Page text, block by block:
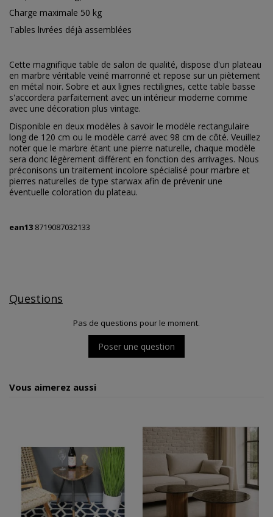
Charge maximale 50 kg
Tables livrées déjà assemblées
Cette magnifique table de salon de qualité, dispose d'un plateau
en marbre véritable veiné marronné et repose sur un piètement
en métal noir. Sobre et aux lignes rectilignes, cette table basse
s'accordera parfaitement avec un intérieur moderne comme
avec une décoration plus vintage.
Disponible en deux modèles à savoir le modèle rectangulaire
long de 120 cm ou le modèle carré avec 98 cm de côté. Veuillez
noter que le marbre étant une pierre naturelle, chaque modèle
sera donc légèrement différent en fonction des arrivages. Nous
préconisons un traitement incolore spécialisé pour marbre et
pierres naturelles de type starwax afin de prévenir une
éventuelle coloration du plateau.
ean13 8719087032133
Questions
Pas de questions pour le moment.
Poser une question
Vous aimerez aussi